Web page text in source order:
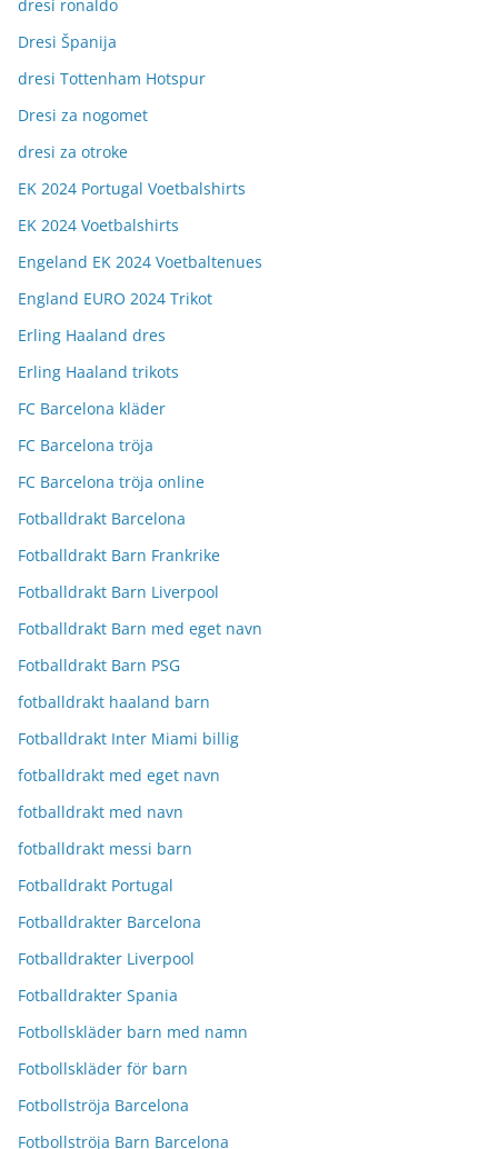
dresi ronaldo
Dresi Španija
dresi Tottenham Hotspur
Dresi za nogomet
dresi za otroke
EK 2024 Portugal Voetbalshirts
EK 2024 Voetbalshirts
Engeland EK 2024 Voetbaltenues
England EURO 2024 Trikot
Erling Haaland dres
Erling Haaland trikots
FC Barcelona kläder
FC Barcelona tröja
FC Barcelona tröja online
Fotballdrakt Barcelona
Fotballdrakt Barn Frankrike
Fotballdrakt Barn Liverpool
Fotballdrakt Barn med eget navn
Fotballdrakt Barn PSG
fotballdrakt haaland barn
Fotballdrakt Inter Miami billig
fotballdrakt med eget navn
fotballdrakt med navn
fotballdrakt messi barn
Fotballdrakt Portugal
Fotballdrakter Barcelona
Fotballdrakter Liverpool
Fotballdrakter Spania
Fotbollskläder barn med namn
Fotbollskläder för barn
Fotbollströja Barcelona
Fotbollströja Barn Barcelona